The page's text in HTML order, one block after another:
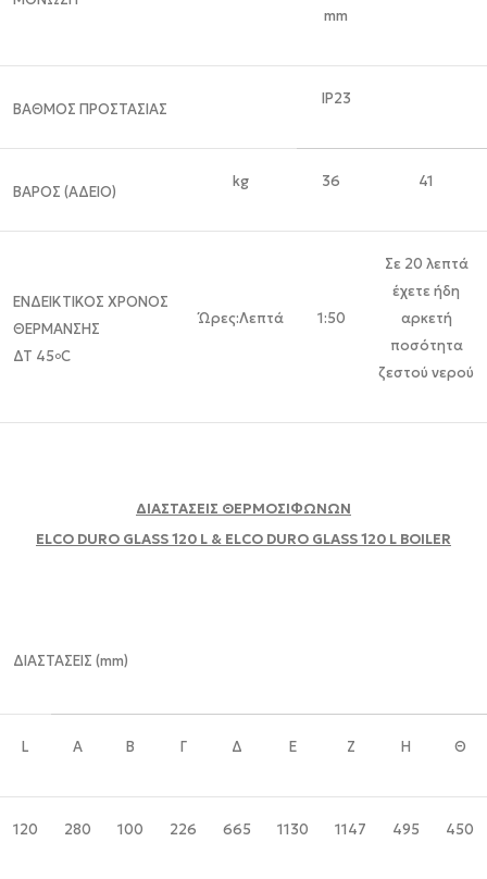
mm
ΒΑΘΜΟΣ ΠΡΟΣΤΑΣΙΑΣ
IP23
ΒΑΡΟΣ (ΑΔΕΙΟ)
kg 36 41
ΕΝΔΕΙΚΤΙΚΟΣ ΧΡΟΝΟΣ
ΘΕΡΜΑΝΣΗΣ
ΔΤ 45oC
Ώρες:Λεπτά 1:50
Σε 20 λεπτά
έχετε ήδη
αρκετή
ποσότητα
ζεστού νερού
ΔΙΑΣΤΑΣΕΙΣ ΘΕΡΜΟΣΙΦΩΝΩΝ
ELCO DURO GLASS120 L & ELCO DURO GLASS120 L BOILER
ΔΙΑΣΤΑΣΕΙΣ (mm)
L A B Γ Δ E Ζ H Θ
120 280 100 226 665 1130 1147 495 450